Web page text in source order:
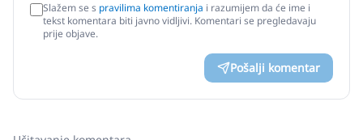
Slažem se s pravilima komentiranja i razumijem da će ime i
tekst komentara biti javno vidljivi. Komentari se pregledavaju
prije objave.
Pošalji komentar